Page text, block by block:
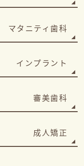
マタニティ歯科
インプラント
審美歯科
成人矯正